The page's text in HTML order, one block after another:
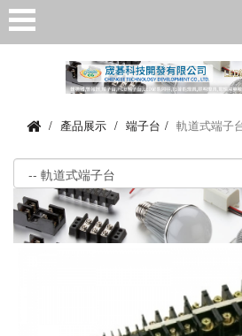
產品展示 端子台 軌道式端子